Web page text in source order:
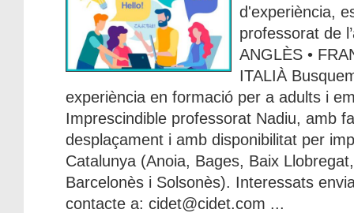
d'experiència,
professorat de
ANGLÈS •
ITALIÀ
experiència en formació per a adults i
Imprescindible professorat Nadiu, amb
desplaçament i amb disponibilitat per
Catalunya (Anoia, Bages, Baix
Barcelonès i Solsonès). Interessats
contacte a: cidet@cidet.com ...